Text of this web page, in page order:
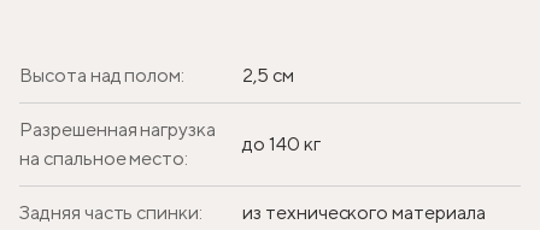
Высота над полом: 2,5 см
Разрешенная нагрузка
на спальное место:
до 140 кг
Задняя часть спинки: из технического материала